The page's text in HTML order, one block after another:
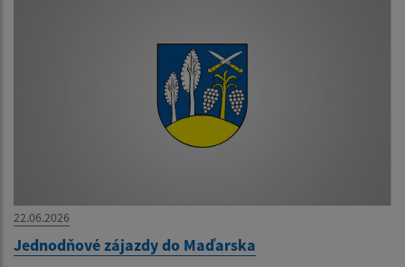
22.06.2026
Jednodňové zájazdy do Maďarska